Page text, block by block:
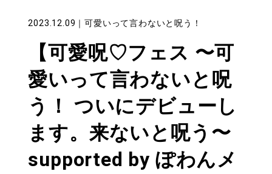
2023.12.09 ｜可愛いって言わないと呪う！
【可愛呪♡フェス 〜可
愛いって言わないと呪
う！ ついにデビューし
ます。来ないと呪う〜
supported by ぽわんメ